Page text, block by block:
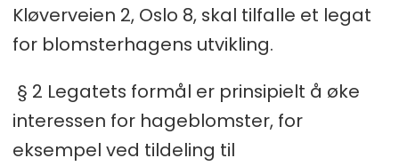
Kløverveien 2, Oslo 8, skal tilfalle et legat
for blomsterhagens utvikling.
§ 2 Legatets formål er prinsipielt å øke
interessen for hageblomster, for
eksempel ved tildeling til